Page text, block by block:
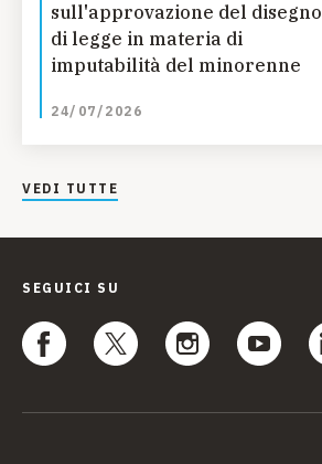
sull'approvazione del disegno
di legge in materia di
imputabilità del minorenne
24/07/2026
VEDI TUTTE
SEGUICI SU